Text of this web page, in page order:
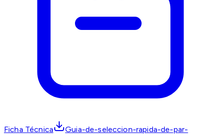
Ficha Técnica
Guia-de-seleccion-rapida-de-par-